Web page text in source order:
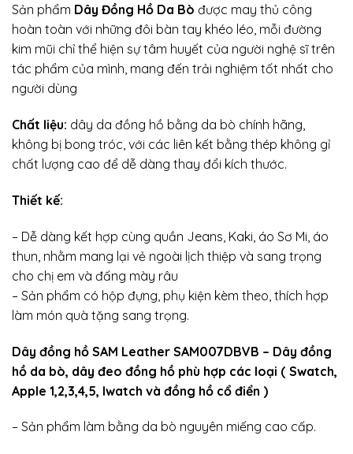
Sản phẩm Dây Đồng Hồ Da Bò được may thủ công
hoàn toàn với những đôi bàn tay khéo léo, mỗi đường
kim mũi chỉ thể hiện sự tâm huyết của người nghệ sĩ trên
tác phẩm của mình, mang đến trải nghiệm tốt nhất cho
người dùng
Chất liệu: dây da đồng hồ bằng da bò chính hãng,
không bị bong tróc, với các liên kết bằng thép không gỉ
chất lượng cao để dễ dàng thay đổi kích thước.
Thiết kế:
– Dễ dàng kết hợp cùng quần Jeans, Kaki, áo Sơ Mi, áo
thun, nhằm mang lại vẻ ngoài lịch thiệp và sang trọng
cho chị em và đấng mày râu
– Sản phẩm có hộp đựng, phụ kiện kèm theo, thích hợp
làm món quà tặng sang trọng.
Dây đồng hồ SAM Leather SAM007DBVB – Dây đồng
hồ da bò, dây đeo đồng hồ phù hợp các loại ( Swatch,
Apple 1,2,3,4,5, Iwatch và đồng hồ cổ điển )
– Sản phẩm làm bằng da bò nguyên miếng cao cấp.